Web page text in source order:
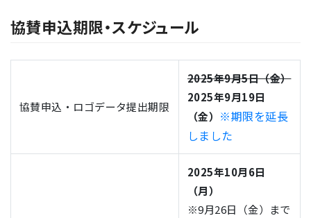
協賛申込期限・スケジュール
協賛申込・ロゴデータ提出期限
2025年9月5日（金）
2025年9月19日
（金） ※期限を延長
しました
2025年10月6日
（月）
※9月26日（金）まで